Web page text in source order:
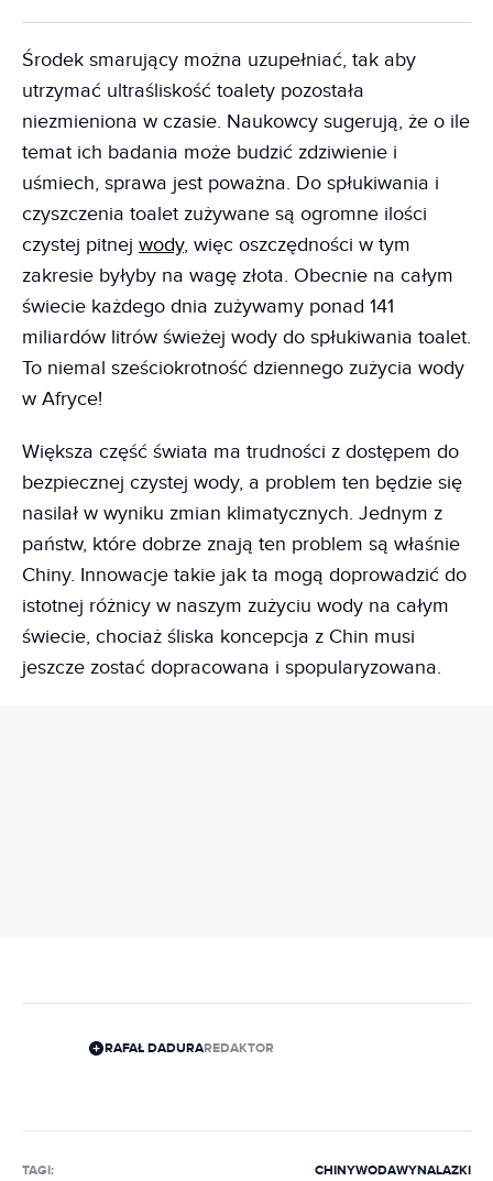
Środek smarujący można uzupełniać, tak aby
utrzymać ultraśliskość toalety pozostała
niezmieniona w czasie. Naukowcy sugerują, że o ile
temat ich badania może budzić zdziwienie i
uśmiech, sprawa jest poważna. Do spłukiwania i
czyszczenia toalet zużywane są ogromne ilości
czystej pitnej wody, więc oszczędności w tym
zakresie byłyby na wagę złota. Obecnie na całym
świecie każdego dnia zużywamy ponad 141
miliardów litrów świeżej wody do spłukiwania toalet.
To niemal sześciokrotność dziennego zużycia wody
w Afryce!
Większa część świata ma trudności z dostępem do
bezpiecznej czystej wody, a problem ten będzie się
nasilał w wyniku zmian klimatycznych. Jednym z
państw, które dobrze znają ten problem są właśnie
Chiny. Innowacje takie jak ta mogą doprowadzić do
istotnej różnicy w naszym zużyciu wody na całym
świecie, chociaż śliska koncepcja z Chin musi
jeszcze zostać dopracowana i spopularyzowana.
RAFAŁ DADURAREDAKTOR
TAGI: CHINYWODAWYNALAZKI